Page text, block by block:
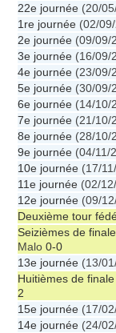
22e journée (20/
1re journée (02/
2e journée (09/09/
3e journée (16/09/
4e journée (23/09/
5e journée (30/09/
6e journée (14/10/
7e journée (21/10/
8e journée (28/10/
9e journée (04/11/
10e journée (17/
11e journée (02/
12e journée (09/
Deuxième tour
Seizièmes de finale
Malo 0-0
13e journée (13/
Huitièmes de finale
2
15e journée (17/
14e journée (24/